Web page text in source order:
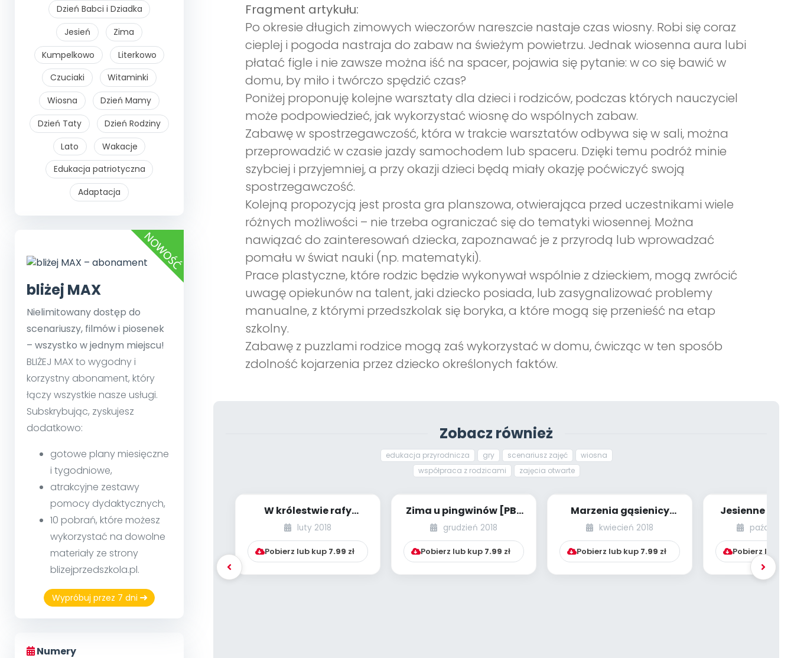
Dzień Babci i Dziadka
Jesień
Zima
Kumpelkowo
Literkowo
Czuciaki
Witaminki
Wiosna
Dzień Mamy
Dzień Taty
Dzień Rodziny
Lato
Wakacje
Edukacja patriotyczna
Adaptacja
bliżej MAX
Nielimitowany dostęp do
scenariuszy, filmów i piosenek
– wszystko w jednym miejscu!
BLIŻEJ MAX to wygodny i
korzystny abonament, który
łączy wszystkie nasze usługi.
Subskrybując, zyskujesz
dodatkowo:
gotowe plany miesięczne
i tygodniowe,
atrakcyjne zestawy
pomocy dydaktycznych,
10 pobrań, które możesz
wykorzystać na dowolne
materiały ze strony
blizejprzedszkola.pl.
Wypróbuj przez 7 dni
Numery
Fragment artykułu:
Po okresie długich zimowych wieczorów nareszcie nastaje czas wiosny. Robi się coraz
cieplej i pogoda nastraja do zabaw na świeżym powietrzu. Jednak wiosenna aura lubi
płatać figle i nie zawsze można iść na spacer, pojawia się pytanie: w co się bawić w
domu, by miło i twórczo spędzić czas?
Poniżej proponuję kolejne warsztaty dla dzieci i rodziców, podczas których nauczyciel
może podpowiedzieć, jak wykorzystać wiosnę do wspólnych zabaw.
Zabawę w spostrzegawczość, która w trakcie warsztatów odbywa się w sali, można
przeprowadzić w czasie jazdy samochodem lub spaceru. Dzięki temu podróż minie
szybciej i przyjemniej, a przy okazji dzieci będą miały okazję poćwiczyć swoją
spostrzegawczość.
Kolejną propozycją jest prosta gra planszowa, otwierająca przed uczestnikami wiele
różnych możliwości – nie trzeba ograniczać się do tematyki wiosennej. Można
nawiązać do zainteresowań dziecka, zapoznawać je z przyrodą lub wprowadzać
pomału w świat nauki (np. matematyki).
Prace plastyczne, które rodzic będzie wykonywał wspólnie z dzieckiem, mogą zwrócić
uwagę opiekunów na talent, jaki dziecko posiada, lub zasygnalizować problemy
manualne, z którymi przedszkolak się boryka, a które mogą się przenieść na etap
szkolny.
Zabawę z puzzlami rodzice mogą zaś wykorzystać w domu, ćwicząc w ten sposób
zdolność kojarzenia przez dziecko określonych faktów.
Zobacz również
edukacja przyrodnicza gry scenariusz zajęć
wiosna
współpraca z rodzicami
zajęcia otwarte
W królestwie rafy
koralowej [PBP - dzieci
starsze - num...
luty 2018
Pobierz lub kup 7.99 zł
Zima u pingwinów [PBP
- dzieci młodsze -
numer 2]
grudzień 2018
Pobierz lub kup 7.99 zł
Marzenia gąsienicy
[PBP - dzieci starsze -
kwiecień 2018
Pobierz lub kup 7.99 zł
Jesienne
Pobierz lub